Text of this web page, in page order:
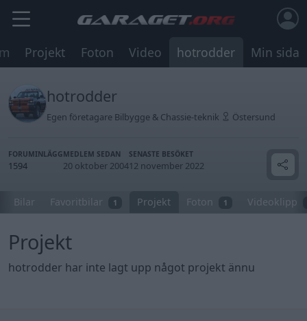
Projekt Foton Video hotrodder Min sida
hotrodder
Egen företagare Bilbygge & Chassie-teknik Östersund
FORUMINLÄGG
1594
MEDLEM SEDAN
20 oktober 2004
SENASTE BESÖKET
12 november 2022
Bilar Favoritbilar 1 Projekt Foton 1 Videoklipp
Projekt
hotrodder har inte lagt upp något projekt ännu